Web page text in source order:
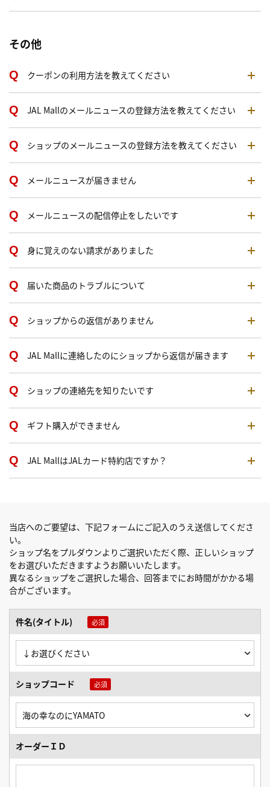
その他
クーポンの利用方法を教えてください
JAL Mallのメールニュースの登録方法を教えてください
ショップのメールニュースの登録方法を教えてください
メールニュースが届きません
メールニュースの配信停止をしたいです
身に覚えのない請求がありました
届いた商品のトラブルについて
ショップからの返信がありません
JAL Mallに連絡したのにショップから返信が届きます
ショップの連絡先を知りたいです
ギフト購入ができません
JAL MallはJALカード特約店ですか？
当店へのご要望は、下記フォームにご記入のうえ送信してくださ
い。
ショップ名をプルダウンよりご選択いただく際、正しいショップ
をお選びいただきますようお願いいたします。
異なるショップをご選択した場合、回答までにお時間がかかる場
合がございます。
件名(タイトル)
ショップコード
オーダーＩＤ